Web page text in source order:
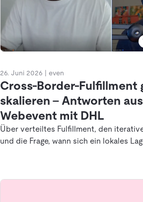
26. Juni 2026 even
Cross-Border-Fulfillment
skalieren – Antworten
Webevent mit DHL
Über verteiltes Fulfillment, den
und die Frage, wann sich ein lokales